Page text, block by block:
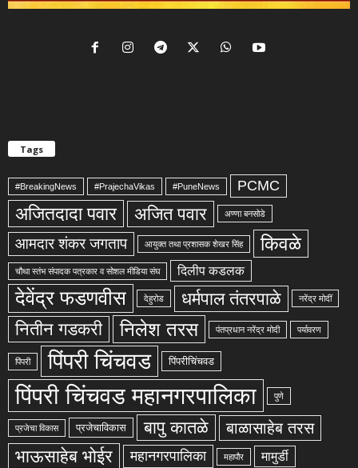
Tags
#BreakingNews #PrajechaVikas #PuneNews PCMC
अजितदादा पवार अजित पवार अण्णा बनसोडे
आमदार शंकर जगताप आयुक्त तथा प्रशासक शेखर सिंह किवळे
चौथा स्तंभ संपादक पत्रकार व सोशल मीडिया संघ दिलीप कडलक
देवेंद्र फडणवीस देहुरोड धर्मपाल तंतरपाळे नरेंद्र मोदीं
नितीन गडकरी निलेश तरस पंतप्रधान नरेंद्र मोदी पर्यावरण
पिंपरी पिंपरी चिंचवड पिंपरीचिंचवड
पिंपरी चिंचवड महानगरपालिका पुणे
प्रजेचा विकास प्रजेचाविकास बापु कातळे बाळासाहेब तरस
भाऊसाहेब भोईर महानगरपालिका महापौर मामुर्डी